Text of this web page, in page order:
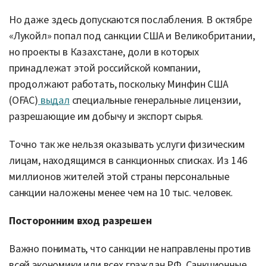
Но даже здесь допускаются послабления. В октябре
«Лукойл» попал под санкции США и Великобритании,
но проекты в Казахстане, доли в которых
принадлежат этой российской компании,
продолжают работать, поскольку Минфин США
(OFAC) выдал специальные генеральные лицензии,
разрешающие им добычу и экспорт сырья.
Точно так же нельзя оказывать услуги физическим
лицам, находящимся в санкционных списках. Из 146
миллионов жителей этой страны персональные
санкции наложены менее чем на 10 тыс. человек.
Посторонним вход разрешен
Важно понимать, что санкции не направлены против